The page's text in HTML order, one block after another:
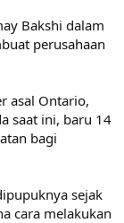
Bakshi dalam
perusahaan
asal Ontario,
saat ini, baru 14
bagi
sejak
cara melakukan